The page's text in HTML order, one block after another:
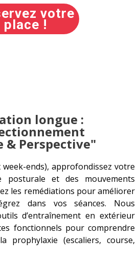
votre
place !
longue :
& Perspective"
ends), approfondissez votre
posturale et des mouvements
les remédiations pour améliorer
dans vos séances. Nous
d’entraînement en extérieur
fonctionnels pour comprendre
prophylaxie (escaliers, course,